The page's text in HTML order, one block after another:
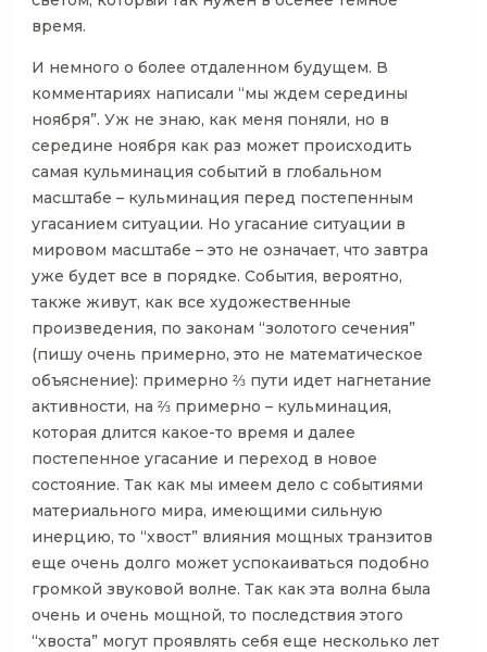
время.
И немного о более отдаленном будущем. В
комментариях написали “мы ждем середины
ноября”. Уж не знаю, как меня поняли, но в
середине ноября как раз может происходить
самая кульминация событий в глобальном
масштабе – кульминация перед постепенным
угасанием ситуации. Но угасание ситуации в
мировом масштабе – это не означает, что завтра
уже будет все в порядке. События, вероятно,
также живут, как все художественные
произведения, по законам “золотого сечения”
(пишу очень примерно, это не математическое
объяснение): примерно ⅔ пути идет нагнетание
активности, на ⅔ примерно – кульминация,
которая длится какое-то время и далее
постепенное угасание и переход в новое
состояние. Так как мы имеем дело с событиями
материального мира, имеющими сильную
инерцию, то “хвост” влияния мощных транзитов
еще очень долго может успокаиваться подобно
громкой звуковой волне. Так как эта волна была
очень и очень мощной, то последствия этого
“хвоста” могут проявлять себя еще несколько лет